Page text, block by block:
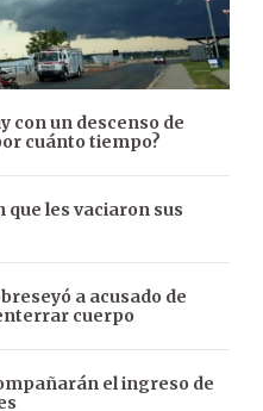
con un descenso de
cuánto tiempo?
que les vaciaron sus
a acusado de
cuerpo
el ingreso de